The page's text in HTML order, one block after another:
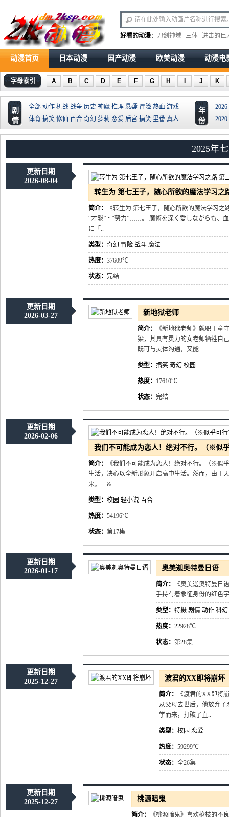
好看的动漫： 刀剑神域 三体 进击的巨
动漫首页 日本动漫 国产动漫 欧美动漫 动漫电
字母索引 A B C D E F G H J K
剧
情
全部 动作 机战 战争 历史 神魔 推理 悬疑 冒险 热血 游戏
体育 搞笑 修仙 百合 奇幻 萝莉 恋爱 后宫 搞笑 里番 真人
年
份
2026
2020
2025年
更新日期
2026-08-04
转生为 第七王子，随心所欲的魔法学习之
简介：
《转生为 第七王子，随心所欲的魔法学习
“才能”・“努力”……。 魔術を深く愛しながらも、
に「..
类型： 奇幻 冒险 战斗 魔法
热度： 37609℃
状态： 完结
更新日期
2026-03-27
新地狱老师
简介：
《新地狱老师》就职于童
染，其具有灵力的女老师牺牲自
既可与灵体沟通，又能..
类型： 搞笑 奇幻 校园
热度： 17610℃
状态： 完结
更新日期
2026-02-06
我们不可能成为恋人！绝对不行。（※似
简介：
《我们不可能成为恋人！绝对不行。（※似
生活，决心以全新形象开启高中生活。然而，由于
来。 &..
类型： 校园 轻小说 百合
热度： 54196℃
状态： 第17集
更新日期
2026-01-17
奥美迦奥特曼日语
简介：
《奥美迦奥特曼日
手持有着象征身份的红色
类型： 特摄 剧情 动作 科幻
热度： 22928℃
状态： 第28集
更新日期
2025-12-27
渡君的XX即将崩坏
简介：
《渡君的XX即将
从父母去世后，他放弃
学而来，打破了直..
类型： 校园 恋爱
热度： 59299℃
状态： 全26集
更新日期
2025-12-27
桃源暗鬼
简介：
《桃源暗鬼》喜欢枪枝的不